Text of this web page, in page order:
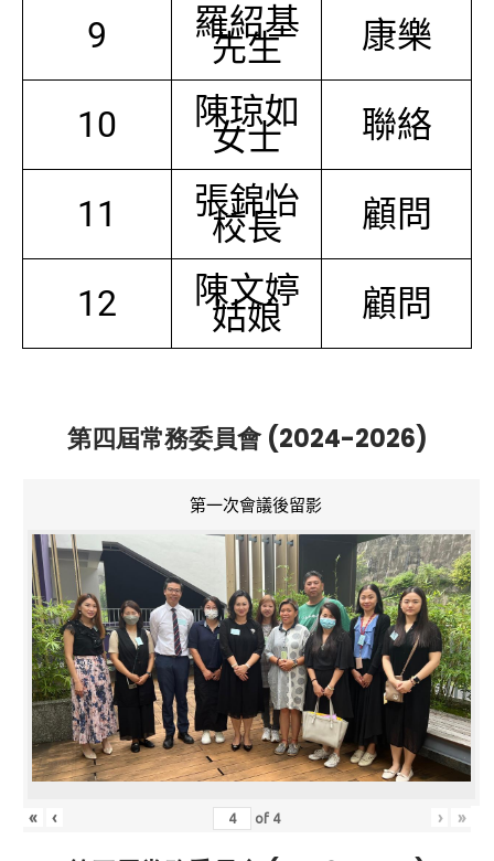
9 羅紹基
先生 康樂
10 陳琼如
女士 聯絡
11 張錦怡
校長 顧問
12 陳文婷
姑娘 顧問
第四屆常務委員會 (2024-2026)
第一次會議後留影
« ‹ of 4 › »